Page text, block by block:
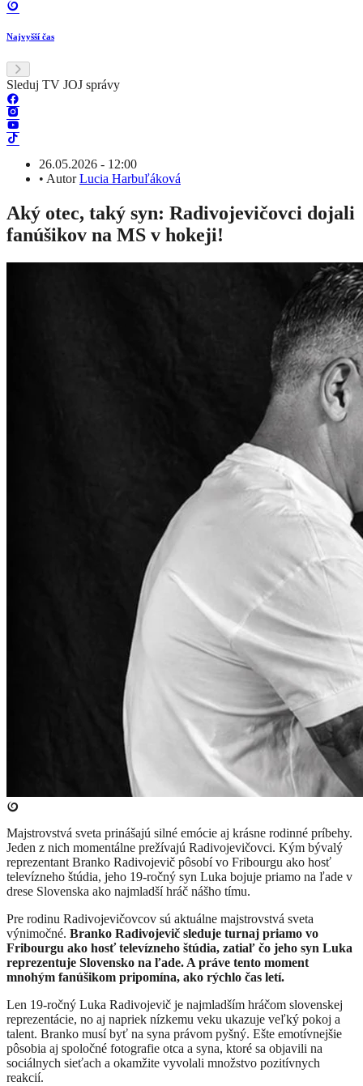
Najvyšší čas
Sleduj TV JOJ správy
26.05.2026 - 12:00
• AutorLucia Harbuľáková
Aký otec, taký syn: Radivojevičovci dojali
fanúšikov na MS v hokeji!
Majstrovstvá sveta prinášajú silné emócie aj krásne rodinné príbehy.
Jeden z nich momentálne prežívajú Radivojevičovci. Kým bývalý
reprezentant Branko Radivojevič pôsobí vo Fribourgu ako hosť
televízneho štúdia, jeho 19-ročný syn Luka bojuje priamo na ľade v
drese Slovenska ako najmladší hráč nášho tímu.
Pre rodinu Radivojevičovcov sú aktuálne majstrovstvá sveta
výnimočné. Branko Radivojevič sleduje turnaj priamo vo
Fribourgu ako hosť televízneho štúdia, zatiaľ čo jeho syn Luka
reprezentuje Slovensko na ľade. A práve tento moment
mnohým fanúšikom pripomína, ako rýchlo čas letí.
Len 19-ročný Luka Radivojevič je najmladším hráčom slovenskej
reprezentácie, no aj napriek nízkemu veku ukazuje veľký pokoj a
talent. Branko musí byť na syna právom pyšný. Ešte emotívnejšie
pôsobia aj spoločné fotografie otca a syna, ktoré sa objavili na
sociálnych sieťach a okamžite vyvolali množstvo pozitívnych
reakcií.